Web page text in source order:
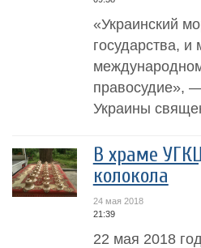
«Украинский
государства,
правосудие»,
Украины
В храме
колокола
24 мая 2018
21:39
22 мая 2018